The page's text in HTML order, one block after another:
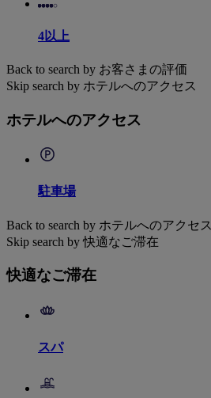
4以上
Back to search by お客さまの評価
Skip search by ホテルへのアクセス
ホテルへのアクセス
駐車場
Back to search by ホテルへのアクセス
Skip search by 快適なご滞在
快適なご滞在
スパ